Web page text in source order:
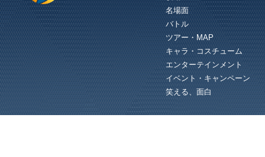
アークスサーチで同じ鯖内のプレイ
を探そう！ ＰＳ０２レビュ－ ：
http://zigsow.jp/review/225/238865/
（C）SEGA PHANTASY STAR
ONLINE 2...
名場面
バトル
ツアー・MAP
キャラ・コスチューム
エンターテインメント
イベント・キャンペーン
笑える、面白